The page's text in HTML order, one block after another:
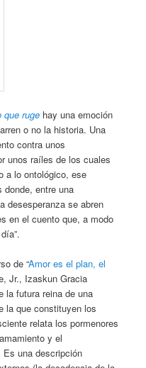
que ruge hay una emoción
o no la historia. Una
contra unos
unos raíles de los cuales
a lo ontológico, ese
donde, entre una
desesperanza se abren
en el cuento que, a modo
de “Amor es el plan, el
Jr., Izaskun Gracia
la futura reina de una
la que constituyen los
relata los pormenores
y el
Es una descripción